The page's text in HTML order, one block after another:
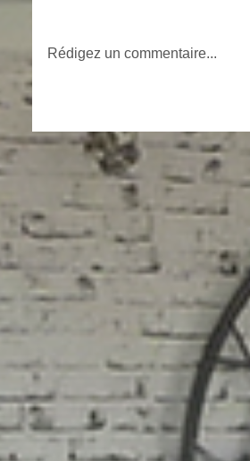
Rédigez un commentaire...